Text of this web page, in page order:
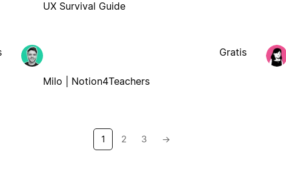
UX Survival Guide
Milo | Notion4Teachers
Gratis
1 2 3 →